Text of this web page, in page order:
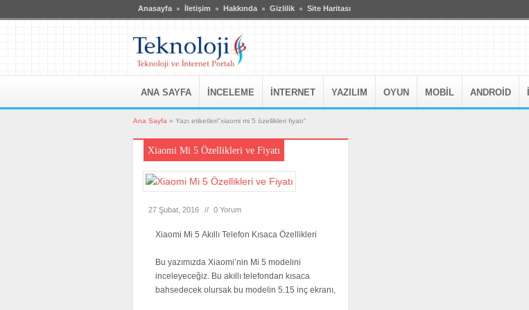
Anasayfa İletişim Hakkında Gizlilik Site Haritası
ANA SAYFA İNCELEME İNTERNET YAZILIM OYUN MOBIL ANDROID
Ana Sayfa » Yazı etiketleri"xiaomi mi 5 özellikleri fiyatı"
Xiaomi Mi 5 Özellikleri ve Fiyatı
27 Şubat, 2016 // 0 Yorum
Xiaomi Mi 5 Akıllı Telefon Kısaca Özellikleri
Bu yazımızda Xiaomi’nin Mi 5 modelini
inceleyeceğiz. Bu akıllı telefondan kısaca
bahsedecek olursak bu modelin 5.15 inç ekranı,